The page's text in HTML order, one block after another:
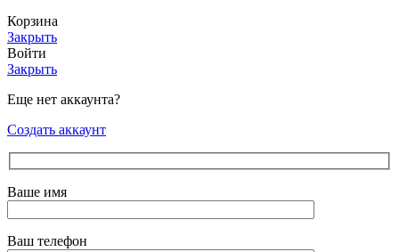
Корзина
Закрыть
Войти
Закрыть
Еще нет аккаунта?
Создать аккаунт
Ваше имя
Ваш телефон